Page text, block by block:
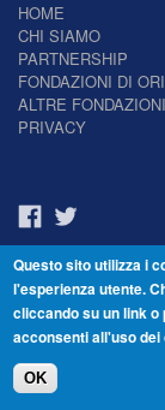
HOME
CHI SIAMO
PARTNERSHIP
FONDAZIONI DI
ALTRE FONDAZIONI
PRIVACY
© Fondazione
Questo sito utilizza i
l'esperienza utente.
cliccando su un link o
acconsenti all'uso dei
OK